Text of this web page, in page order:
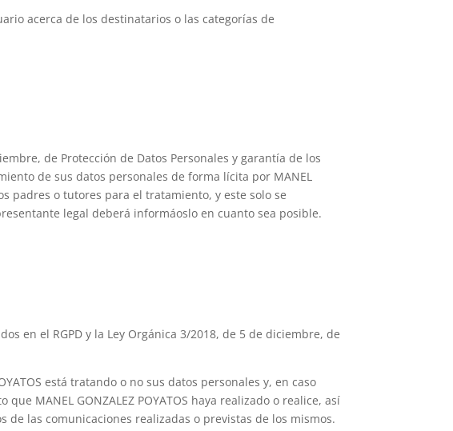
acerca de los destinatarios o las categorías de
de Protección de Datos Personales y garantía de los
de sus datos personales de forma lícita por MANEL
padres o tutores para el tratamiento, y este solo se
legal deberá informáoslo en cuanto sea posible.
en el RGPD y la Ley Orgánica 3/2018, de 5 de diciembre, de
está tratando o no sus datos personales y, en caso
MANEL GONZALEZ POYATOS haya realizado o realice, así
las comunicaciones realizadas o previstas de los mismos.